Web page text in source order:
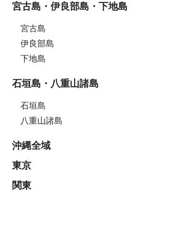
宮古島・伊良部島・下地島
宮古島
伊良部島
下地島
石垣島・八重山諸島
石垣島
八重山諸島
沖縄全域
東京
関東